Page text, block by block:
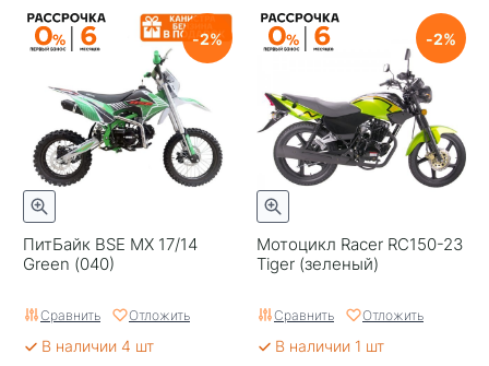
ПитБайк BSE MX 17/14
Green (040)
2
Сравнить Отложить
В наличии 4 шт
Мотоцикл Racer RC150-23
Tiger (зеленый)
2
Сравнить Отложить
В наличии 1 шт